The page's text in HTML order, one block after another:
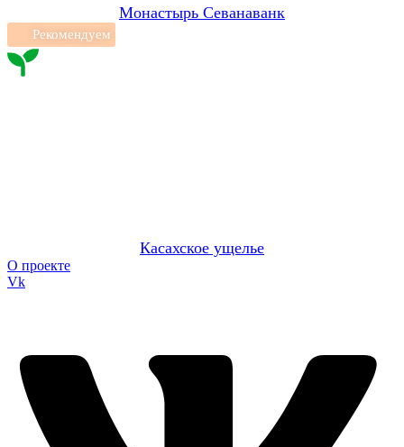
Монастырь Севанаванк
Рекомендуем
Касахское ущелье
О проекте
Vk